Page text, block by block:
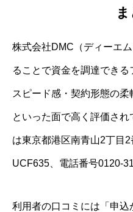
株式会社DMC（ディーエ
ることで資金を調達できる
スピード感・契約形態の
といった面で高く評価さ
は東京都港区南青山2丁目
UCF635、電話番号0120-
利用者の口コミには「申